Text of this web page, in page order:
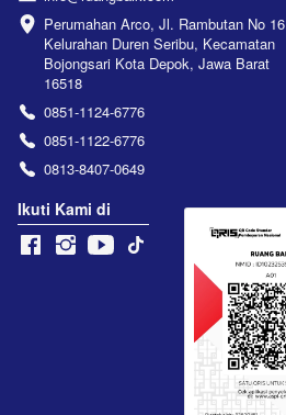
Perumahan Arco, Jl. Rambutan No 16
Kelurahan Duren Seribu, Kecamatan
Bojongsari Kota Depok, Jawa Barat
16518
0851-1124-6776
0851-1122-6776
0813-8407-0649
Ikuti Kami di